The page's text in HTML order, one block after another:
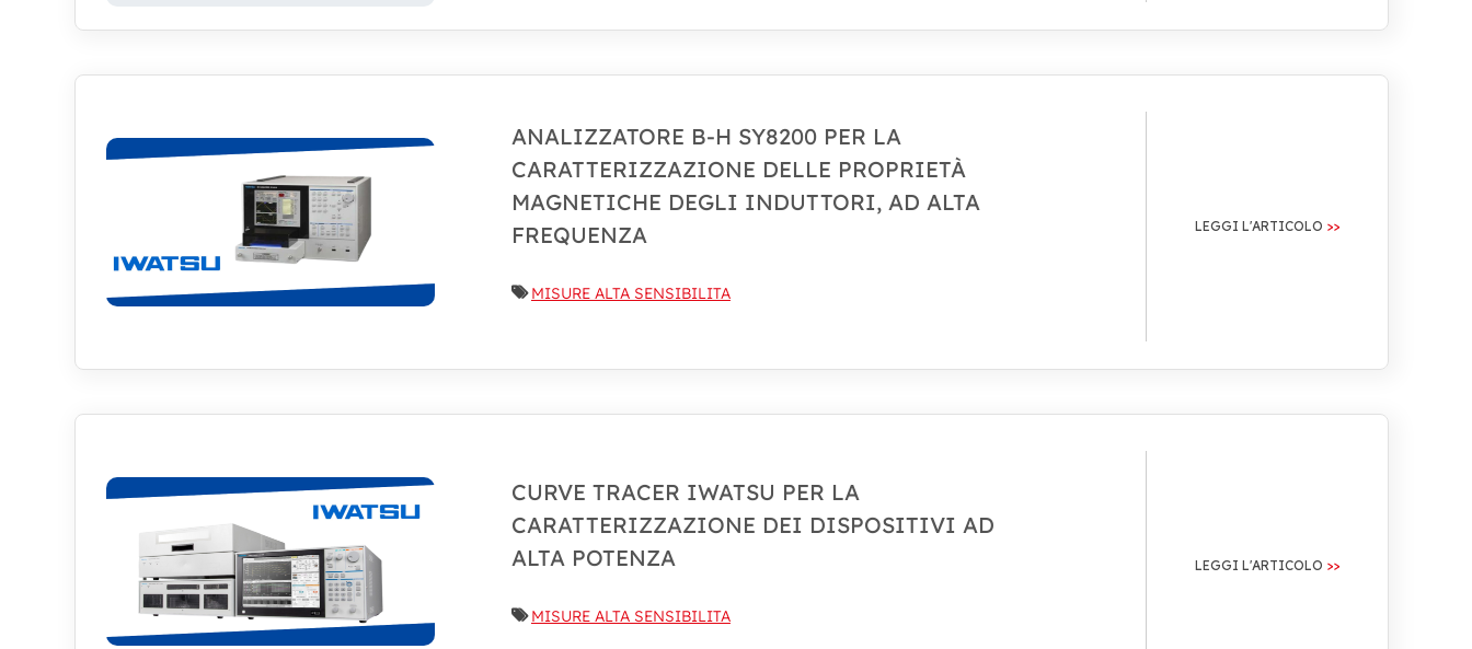
ANALIZZATORE B-H SY8200 PER LA
CARATTERIZZAZIONE DELLE PROPRIETÀ
MAGNETICHE DEGLI INDUTTORI, AD ALTA
FREQUENZA
MISURE ALTA SENSIBILITA
LEGGI L'ARTICOLO
CURVE TRACER IWATSU PER LA
CARATTERIZZAZIONE DEI DISPOSITIVI AD
ALTA POTENZA
MISURE ALTA SENSIBILITA
LEGGI L'ARTICOLO